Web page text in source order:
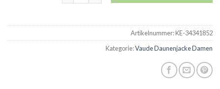
Artikelnummer:KE-34341852
Kategorie:Vaude Daunenjacke Damen